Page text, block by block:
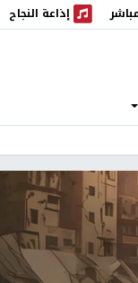
إذاعة النجاح
إذاعة النجاح